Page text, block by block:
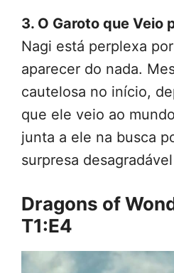
3. O Garoto que Veio
Nagi está perplexa
aparecer do nada.
cautelosa no início,
que ele veio ao
junta a ele na busca
surpresa
Dragons of
T1:E4